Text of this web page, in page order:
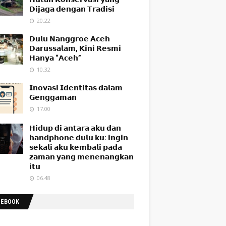
𝗗𝗶𝗷𝗮𝗴𝗮 𝗱𝗲𝗻𝗴𝗮𝗻 𝗧𝗿𝗮𝗱𝗶𝘀𝗶
20.22
𝗗𝘂𝗹𝘂 𝗡𝗮𝗻𝗴𝗴𝗿𝗼𝗲 𝗔𝗰𝗲𝗵
𝗗𝗮𝗿𝘂𝘀𝘀𝗮𝗹𝗮𝗺, 𝗞𝗶𝗻𝗶 𝗥𝗲𝘀𝗺𝗶
𝗛𝗮𝗻𝘆𝗮 “𝗔𝗰𝗲𝗵”
10.32
𝗜𝗻𝗼𝘃𝗮𝘀𝗶 𝗜𝗱𝗲𝗻𝘁𝗶𝘁𝗮𝘀 𝗱𝗮𝗹𝗮𝗺
𝗚𝗲𝗻𝗴𝗴𝗮𝗺𝗮𝗻
17.00
𝗛𝗶𝗱𝘂𝗽 𝗱𝗶 𝗮𝗻𝘁𝗮𝗿𝗮 𝗮𝗸𝘂 𝗱𝗮𝗻
𝗵𝗮𝗻𝗱𝗽𝗵𝗼𝗻𝗲 𝗱𝘂𝗹𝘂 𝗸𝘂: 𝗶𝗻𝗴𝗶𝗻
𝘀𝗲𝗸𝗮𝗹𝗶 𝗮𝗸𝘂 𝗸𝗲𝗺𝗯𝗮𝗹𝗶 𝗽𝗮𝗱𝗮
𝘇𝗮𝗺𝗮𝗻 𝘆𝗮𝗻𝗴 𝗺𝗲𝗻𝗲𝗻𝗮𝗻𝗴𝗸𝗮𝗻
𝗶𝘁𝘂
06.48